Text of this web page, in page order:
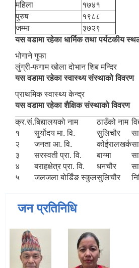
महिला
१७४१
पुरुष
१९८८
जम्मा
३७२९
यस वडामा रहेका धार्मिक तथा पर्यटकीय
भोगाने गुफा
लुंग्री-फगाम खोला दोभान शिब मन्दिर
यस वडामा रहेका स्वास्थ्य संस्थाको विवरण
प्राथमिक स्वास्थ्य केन्द्र
यस वडामा रहेका शैक्षिक संस्थाको विवरण
क्र.सं.बिद्यालयको नाम ठाउँको नाम
१
सुर्योदय मा. वि. सुलिचौर
२
जनता आ. वि. कोईरालखर्क
३
सरस्वती प्रा. वि. बाग्मा
४
बराहक्षेत्र प्रा. वि. धनचौर
५
जलजला बोर्डिंङ स्कुलसुलिचौर
जन प्रतिनिधि